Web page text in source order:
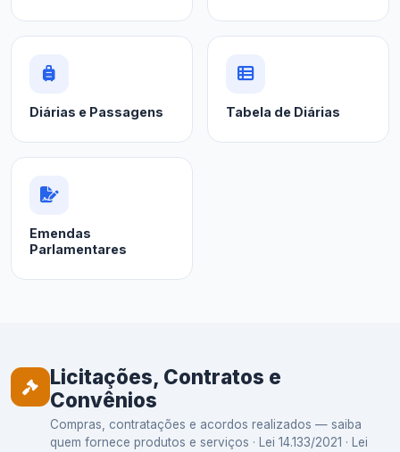
Diárias e Passagens Tabela de Diárias
Emendas
Parlamentares
Licitações, Contratos e
Convênios
Compras, contratações e acordos realizados — saiba
quem fornece produtos e serviços · Lei 14.133/2021 · Lei